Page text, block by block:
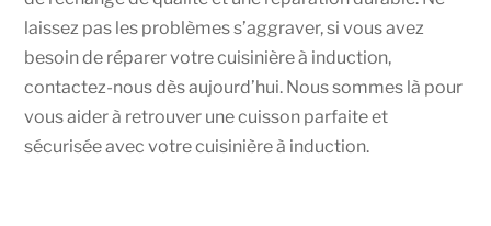
laissez pas les problèmes s’aggraver, si vous avez
besoin de réparer votre cuisinière à induction,
contactez-nous dès aujourd’hui. Nous sommes là pour
vous aider à retrouver une cuisson parfaite et
sécurisée avec votre cuisinière à induction.